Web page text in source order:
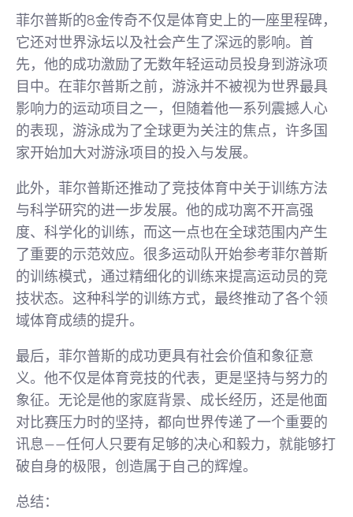
菲尔普斯的8金传奇不仅是体育史上的一座里程碑，
它还对世界泳坛以及社会产生了深远的影响。首
先，他的成功激励了无数年轻运动员投身到游泳项
目中。在菲尔普斯之前，游泳并不被视为世界最具
影响力的运动项目之一，但随着他一系列震撼人心
的表现，游泳成为了全球更为关注的焦点，许多国
家开始加大对游泳项目的投入与发展。
此外，菲尔普斯还推动了竞技体育中关于训练方法
与科学研究的进一步发展。他的成功离不开高强
度、科学化的训练，而这一点也在全球范围内产生
了重要的示范效应。很多运动队开始参考菲尔普斯
的训练模式，通过精细化的训练来提高运动员的竞
技状态。这种科学的训练方式，最终推动了各个领
域体育成绩的提升。
最后，菲尔普斯的成功更具有社会价值和象征意
义。他不仅是体育竞技的代表，更是坚持与努力的
象征。无论是他的家庭背景、成长经历，还是他面
对比赛压力时的坚持，都向世界传递了一个重要的
讯息——任何人只要有足够的决心和毅力，就能够打
破自身的极限，创造属于自己的辉煌。
总结：